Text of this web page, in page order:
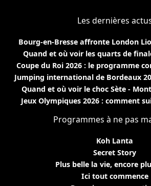
Les dernières
Bourg-en-Bresse affronte London
Quand et où voir les quarts de
Coupe du Roi 2026 : le programme
Jumping international de Bordeaux
Quand et où voir le choc Sète -
Jeux Olympiques 2026 : comment
Programmes à ne pas
Koh Lanta
Secret Story
Plus belle la vie, encore
Ici tout commence